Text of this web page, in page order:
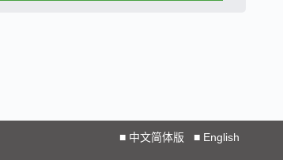
■ 中文简体版 ■ English